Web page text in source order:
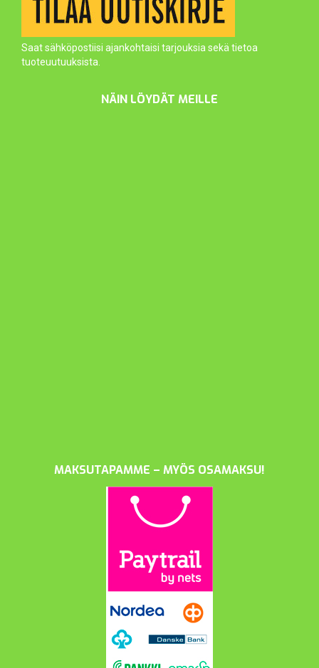
Saat sähköpostiisi ajankohtaisi tarjouksia sekä tietoa
tuoteuutuuksista.
NÄIN LÖYDÄT MEILLE
MAKSUTAPAMME – MYÖS OSAMAKSU!